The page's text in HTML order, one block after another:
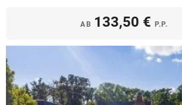
AB 133,50 € P.P.